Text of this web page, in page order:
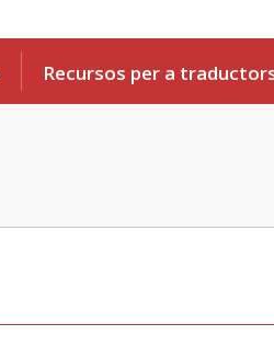
Recursos per a